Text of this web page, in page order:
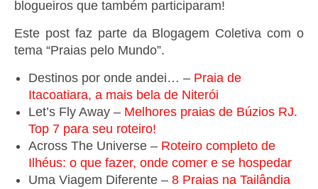
blogueiros que também participaram!
Este post faz parte da Blogagem Coletiva com o
tema “Praias pelo Mundo”.
Destinos por onde andei… – Praia de
Itacoatiara, a mais bela de Niterói
Let’s Fly Away – Melhores praias de Búzios RJ.
Top 7 para seu roteiro!
Across The Universe – Roteiro completo de
Ilhéus: o que fazer, onde comer e se hospedar
Uma Viagem Diferente – 8 Praias na Tailândia